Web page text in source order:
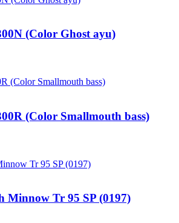
(Color Ghost ayu)
(Color Smallmouth bass)
Minnow Tr 95 SP (0197)